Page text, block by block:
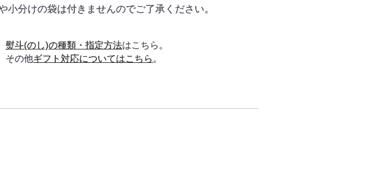
小分けの袋は付きませんのでご了承ください。
熨斗(のし)の種類・指定方法はこちら。
その他ギフト対応についてはこちら 。